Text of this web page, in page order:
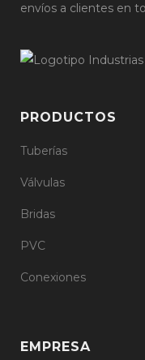
envíos a clientes en
PRODUCTOS
Tuberías
Válvulas
Bridas
PVC
Conexiones
EMPRESA